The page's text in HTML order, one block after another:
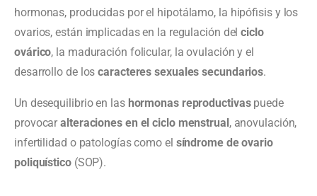
hormonas, producidas por el hipotálamo, la hipófisis y los
ovarios, están implicadas en la regulación delciclo
ovárico, la maduración folicular, la ovulación y el
desarrollo de loscaracteres sexuales secundarios.
Un desequilibrio en las hormonas reproductivaspuede
provocaralteraciones en el ciclo menstrual, anovulación,
infertilidad o patologías como el síndrome de ovario
poliquístico(SOP).